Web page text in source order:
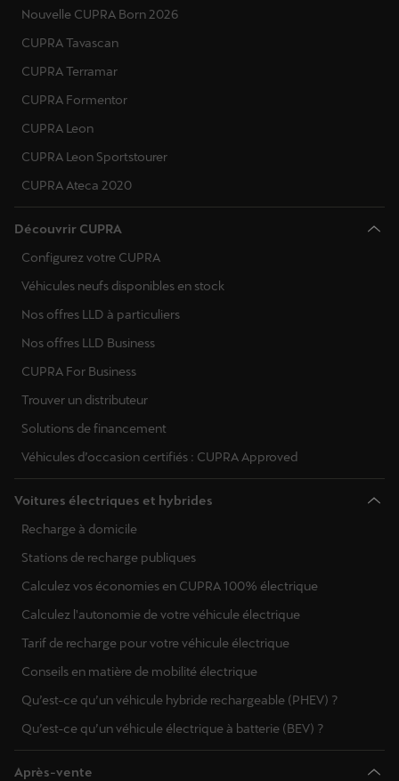
Nouvelle CUPRA Born 2026
CUPRA Tavascan
CUPRA Terramar
CUPRA Formentor
CUPRA Leon
CUPRA Leon Sportstourer
CUPRA Ateca 2020
Découvrir CUPRA
Configurez votre CUPRA
Véhicules neufs disponibles en stock
Nos offres LLD à particuliers
Nos offres LLD Business
CUPRA For Business
Trouver un distributeur
Solutions de financement
Véhicules d’occasion certifiés : CUPRA Approved
Voitures électriques et hybrides
Recharge à domicile
Stations de recharge publiques
Calculez vos économies en CUPRA 100% électrique
Calculez l'autonomie de votre véhicule électrique
Tarif de recharge pour votre véhicule électrique
Conseils en matière de mobilité électrique
Qu’est-ce qu’un véhicule hybride rechargeable (PHEV) ?
Qu’est-ce qu’un véhicule électrique à batterie (BEV) ?
Après-vente